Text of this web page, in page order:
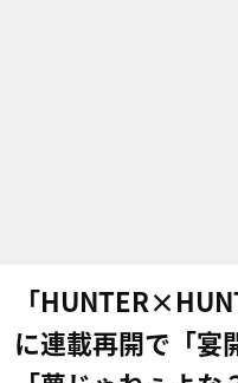
「
に連載再開で「宴